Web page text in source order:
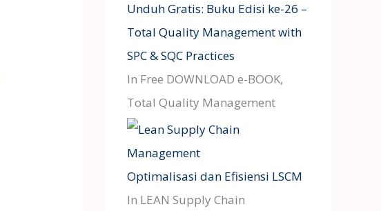
Unduh Gratis: Buku Edisi ke-26 –
Total Quality Management with
SPC & SQC Practices
In Free DOWNLOAD e-BOOK,
Total Quality Management
Optimalisasi dan Efisiensi LSCM
In LEAN Supply Chain